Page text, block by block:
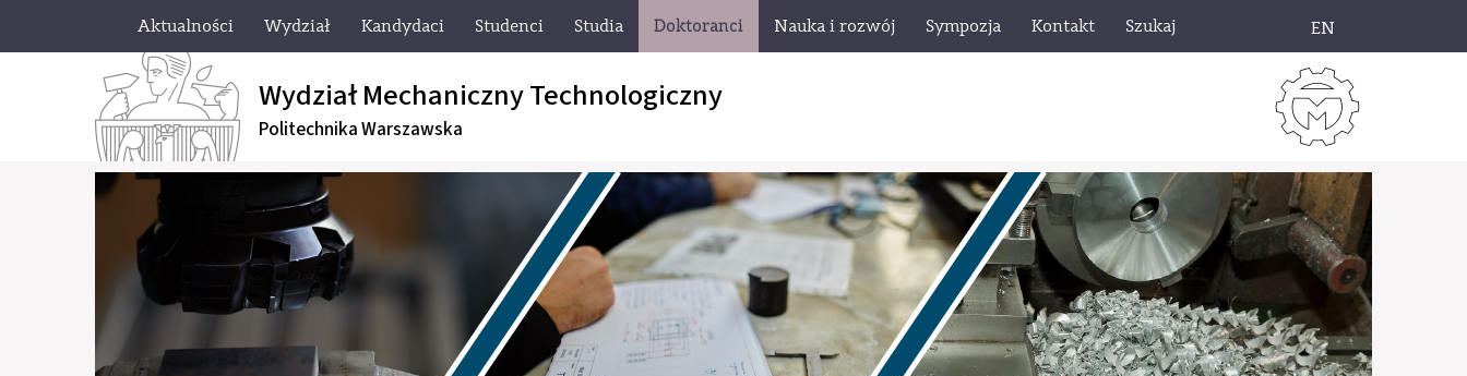
Aktualności Wydział Kandydaci Studenci Studia Doktoranci Nauka i rozwój Sympozja Kontakt Szukaj EN
Wydział Mechaniczny Technologiczny
Politechnika Warszawska